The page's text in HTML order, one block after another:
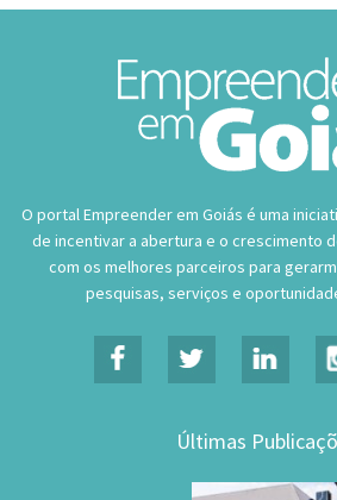
O portal Empreender em Goiás é uma
de incentivar a abertura e o crescimento
com os melhores parceiros para
pesquisas, serviços e
Últimas